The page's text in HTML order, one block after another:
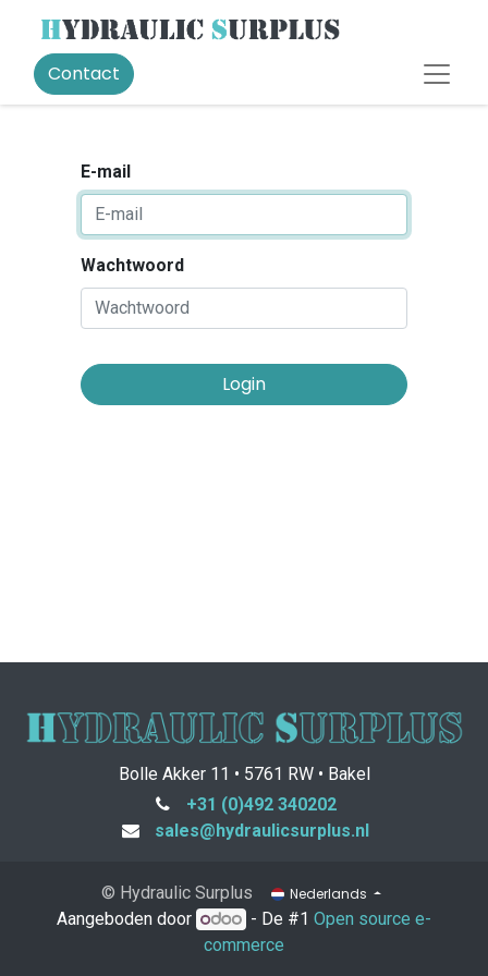
Contact
E-mail
Wachtwoord
Login
Bolle Akker 11 • 5761 RW • Bakel
+31 (0)492 340202
sales@hydraulicsurplus.nl
© Hydraulic Surplus Nederlands
Aangeboden door - De #1Open source e-
commerce